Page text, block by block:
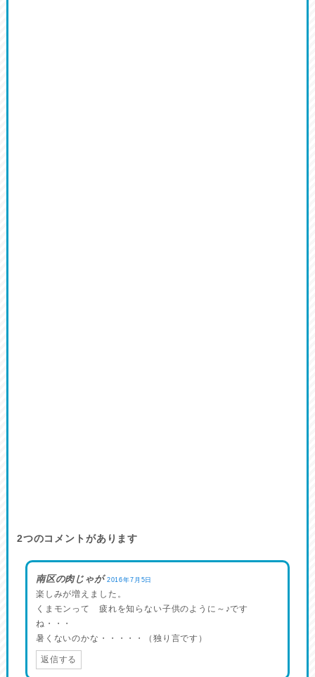
2つのコメントがあります
南区の肉じゃが 2016年7月5日
楽しみが増えました。
くまモンって 疲れを知らない子供のように～♪です
ね・・・
暑くないのかな・・・・・（独り言です）
返信する